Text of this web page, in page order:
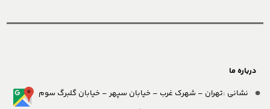
درباره ما
نشانی :تهران – شهرک غرب – خیابان سپهر – خیابان گلبرگ سوم